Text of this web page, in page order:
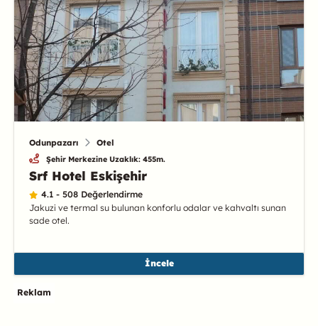
Odunpazarı Otel
Şehir Merkezine Uzaklık: 455m.
Srf Hotel Eskişehir
4.1 - 508 Değerlendirme
Jakuzi ve termal su bulunan konforlu odalar ve kahvaltı sunan
sade otel.
İncele
Reklam